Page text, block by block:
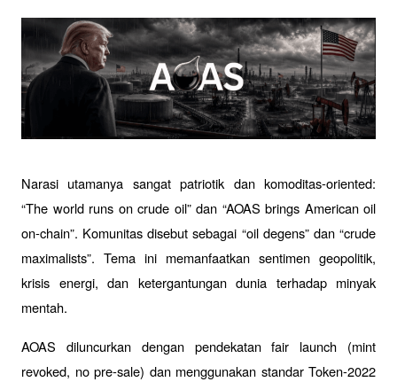
Narasi utamanya sangat patriotik dan komoditas-oriented:
“The world runs on crude oil” dan “AOAS brings American oil
on-chain”. Komunitas disebut sebagai “oil degens” dan “crude
maximalists”. Tema ini memanfaatkan sentimen geopolitik,
krisis energi, dan ketergantungan dunia terhadap minyak
mentah.
AOAS diluncurkan dengan pendekatan fair launch (mint
revoked, no pre-sale) dan menggunakan standar Token-2022